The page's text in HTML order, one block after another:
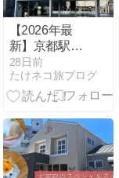
【2026年最
新】京都駅の
抹茶ばらまき
お土産おすす
め12選!安い・
向けを厳選
28日前
たけネコ旅ブログ